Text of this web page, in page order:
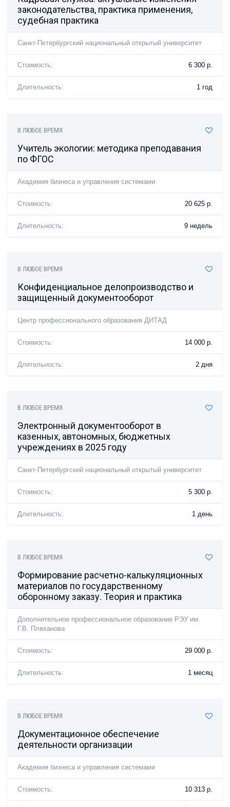
законодательства, практика применения,
судебная практика
Санкт-Петербургский национальный открытый университет
Стоимость: 6 300 р.
Длительность: 1 год
В ЛЮБОЕ ВРЕМЯ
Учитель экологии: методика преподавания
по ФГОС
Академия бизнеса и управления системами
Стоимость: 20 625 р.
Длительность: 9 недель
В ЛЮБОЕ ВРЕМЯ
Конфиденциальное делопроизводство и
защищенный документооборот
Центр профессионального образования ДИТАД
Стоимость: 14 000 р.
Длительность: 2 дня
В ЛЮБОЕ ВРЕМЯ
Электронный документооборот в
казенных, автономных, бюджетных
учреждениях в 2025 году
Санкт-Петербургский национальный открытый университет
Стоимость: 5 300 р.
Длительность: 1 день
В ЛЮБОЕ ВРЕМЯ
Формирование расчетно-калькуляционных
материалов по государственному
оборонному заказу. Теория и практика
Дополнительное профессиональное образование РЭУ им.
Г.В. Плеханова
Стоимость: 29 000 р.
Длительность: 1 месяц
В ЛЮБОЕ ВРЕМЯ
Документационное обеспечение
деятельности организации
Академия бизнеса и управления системами
Стоимость: 10 313 р.